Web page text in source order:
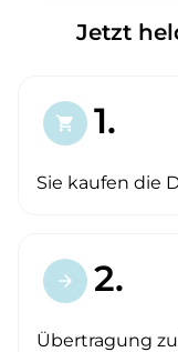
Jetzt
shopping_cart 1.
Sie kaufen die
arrow_forward 2.
Übertragung